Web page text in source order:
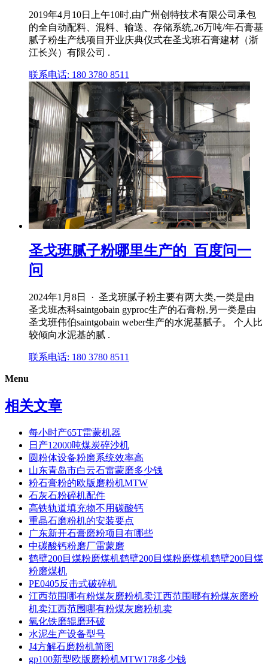
2019年4月10日上午10时,由广州创特技术有限公司承包
的全自动配料、混料、输送、存储系统,26万吨/年石膏基
腻子粉生产线项目开业庆典仪式在圣戈班石膏建材（浙
江长兴）有限公司 .
联系电话: 180 3780 8511
圣戈班腻子粉哪里生产的_百度问一
问
2024年1月8日 · 圣戈班腻子粉主要有两大类,一类是由
圣戈班杰科saintgobain gyproc生产的石膏粉,另一类是由
圣戈班伟伯saintgobain weber生产的水泥基腻子。 个人比
较倾向水泥基的腻 .
联系电话: 180 3780 8511
Menu
相关文章
每小时产65T雷蒙机器
日产12000吨煤炭碎沙机
圆粉体设备粉磨系统效率高
山东青岛市白云石雷蒙磨多少钱
粉石膏粉的欧版磨粉机MTW
石灰石粉碎机配件
高铁轨道填充物不用碳酸钙
重晶石磨粉机的安装要点
广东新开石膏磨粉项目有哪些
中碳酸钙粉磨厂雷蒙磨
鹤壁200目煤粉磨煤机鹤壁200目煤粉磨煤机鹤壁200目煤
粉磨煤机
PE0405反击式破碎机
江西范围哪有粉煤灰磨粉机卖江西范围哪有粉煤灰磨粉
机卖江西范围哪有粉煤灰磨粉机卖
氧化铁磨辊磨环破
水泥生产设备型号
J4方解石磨粉机简图
gp100新型欧版磨粉机MTW178多少钱